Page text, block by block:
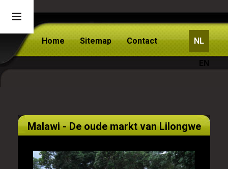
Home Sitemap Contact NL
EN
Malawi - De oude markt van Lilongwe